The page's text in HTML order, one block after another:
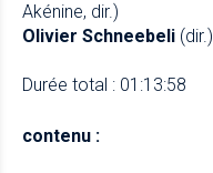
Akénine, dir.)
Olivier Schneebeli (dir.)
Durée total : 01:13:58
contenu :